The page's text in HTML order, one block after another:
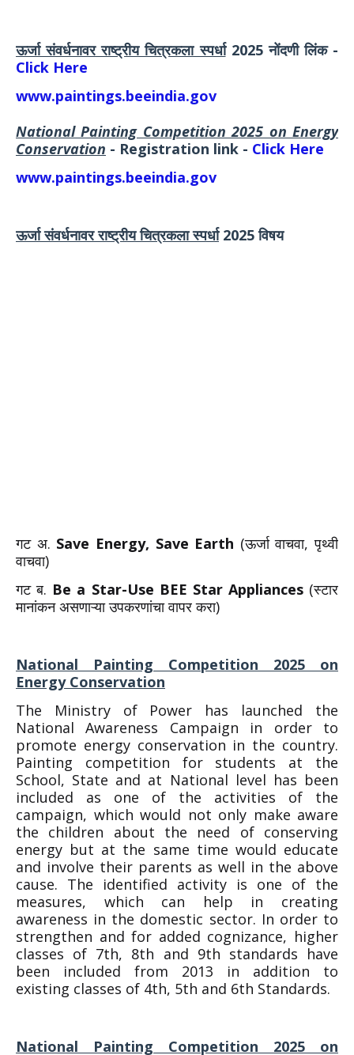
ऊर्जा संवर्धनावर राष्ट्रीय चित्रकला स्पर्धा2025 नोंदणी लिंक -
Click Here
www.paintings.beeindia.gov
National Painting Competition 2025 on Energy
Conservation - Registration link - Click Here
www.paintings.beeindia.gov
ऊर्जा संवर्धनावर राष्ट्रीय चित्रकला स्पर्धा2025 विषय
गट अ. Save Energy, Save Earth (ऊर्जा वाचवा, पृथ्वी
वाचवा)
गट ब. Be a Star-Use BEE Star Appliances(स्टार
मानांकन असणाऱ्या उपकरणांचा वापर करा)
National Painting Competition 2025 on
Energy Conservation
The Ministry of Power has launched the
National Awareness Campaign in order to
promote energy conservation in the country.
Painting competition for students at the
School, State and at National level has been
included as one of the activities of the
campaign, which would not only make aware
the children about the need of conserving
energy but at the same time would educate
and involve their parents as well in the above
cause. The identified activity is one of the
measures, which can help in creating
awareness in the domestic sector. In order to
strengthen and for added cognizance, higher
classes of 7th, 8th and 9th standards have
been included from 2013 in addition to
existing classes of 4th, 5th and 6th Standards.
National Painting Competition 2025 on